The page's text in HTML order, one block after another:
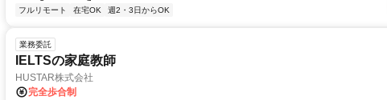
フルリモート 在宅OK 週2・3日からOK
業務委託
IELTSの家庭教師
HUSTAR株式会社
完全歩合制